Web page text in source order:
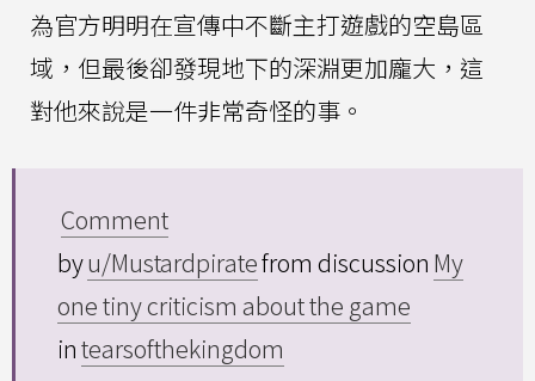
為官方明明在宣傳中不斷主打遊戲的空島區
域，但最後卻發現地下的深淵更加龐大，這
對他來說是一件非常奇怪的事。
Comment
byu/Mustardpiratefrom discussion My
one tiny criticism about the game
intearsofthekingdom